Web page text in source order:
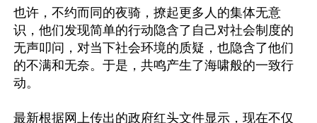
也许，不约而同的夜骑，撩起更多人的集体无意
识，他们发现简单的行动隐含了自己对社会制度的
无声叩问，对当下社会环境的质疑，也隐含了他们
的不满和无奈。于是，共鸣产生了海啸般的一致行
动。
最新根据网上传出的政府红头文件显示，现在不仅